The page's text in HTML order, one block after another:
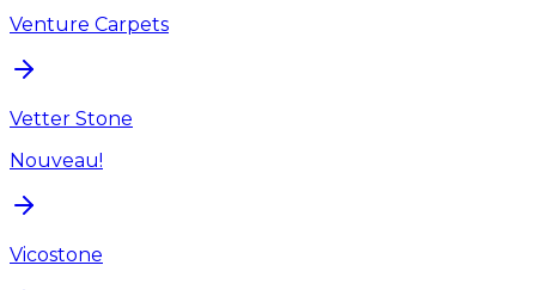
Venture Carpets
Vetter Stone
Nouveau!
Vicostone